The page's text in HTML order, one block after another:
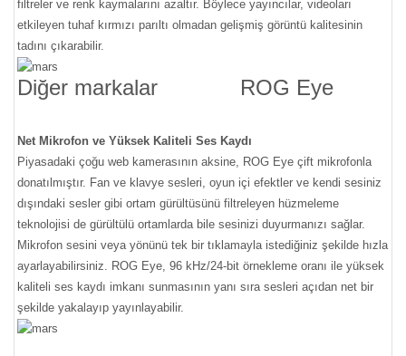
filtreler ve renk kaymalarını azaltır. Böylece yayıncılar, videoları
etkileyen tuhaf kırmızı parıltı olmadan gelişmiş görüntü kalitesinin
tadını çıkarabilir.
Diğer markalar ROG Eye
Net Mikrofon ve Yüksek Kaliteli Ses Kaydı
Piyasadaki çoğu web kamerasının aksine, ROG Eye çift mikrofonla
donatılmıştır. Fan ve klavye sesleri, oyun içi efektler ve kendi sesiniz
dışındaki sesler gibi ortam gürültüsünü filtreleyen hüzmeleme
teknolojisi de gürültülü ortamlarda bile sesinizi duyurmanızı sağlar.
Mikrofon sesini veya yönünü tek bir tıklamayla istediğiniz şekilde hızla
ayarlayabilirsiniz. ROG Eye, 96 kHz/24-bit örnekleme oranı ile yüksek
kaliteli ses kaydı imkanı sunmasının yanı sıra sesleri açıdan net bir
şekilde yakalayıp yayınlayabilir.